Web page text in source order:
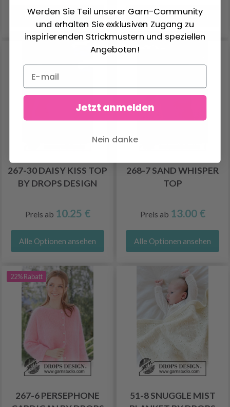
Alle Optionen ansehen Alle Optionen ansehen
267-30 DAISY KISS TOP
BY DROPS DESIGN
Preis ab 10.25 €
Alle Optionen ansehen
268-7 SAND WHISPER
TOP
Preis ab 13.00 €
Alle Optionen ansehen
22% Rabatt
267-6 PERSEPHONE
51-8 SNUGGLE MIST
Werden Sie Teil unserer Garn-Community
und erhalten Sie exklusiven Zugang zu
inspirierenden Strickmustern und speziellen
Angeboten!
Jetzt anmelden
Nein danke